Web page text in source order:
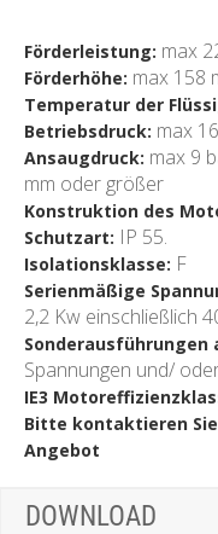
Förderleistung: max
Förderhöhe: max 158
Temperatur der
Betriebsdruck: max
Ansaugdruck: max 9
mm oder größer
Konstruktion des
Schutzart: IP 55.
Isolationsklasse: F
Serienmäßige
2,2 Kw einschließlich
Sonderausführungen
Spannungen und/
IE3
Bitte kontaktieren
Angebot
DOWNLOAD